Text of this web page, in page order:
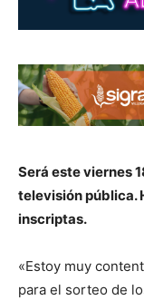
Será este viernes
televisión pública.
inscriptas.
«Estoy muy
para el sorteo de